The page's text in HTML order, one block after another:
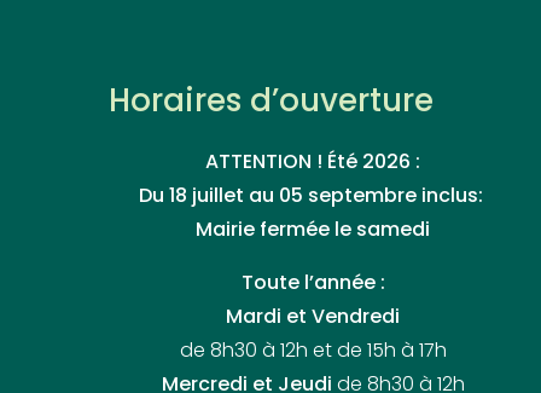
Horaires d’ouverture
ATTENTION ! Été 2026 :
Du 18 juillet au 05 septembre inclus:
Mairie fermée le samedi
Toute l’année :
Mardi et Vendredi
de 8h30 à 12h et de 15h à 17h
Mercredi et Jeudi de 8h30 à 12h